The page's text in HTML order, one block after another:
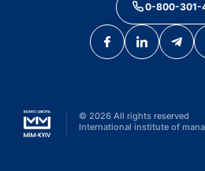
0-800-301-
© 2026 All rights reserved
International institute of